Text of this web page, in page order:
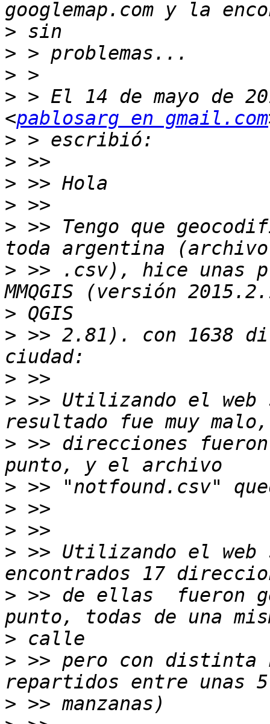
>
>
>
> > El 14 de mayo de
<pablosarg en gmail.com
>
>
>
>
> >> Tengo que
> >> .csv), hice unas
>
> >> 2.81). con 1638
>
> >> Utilizando el web
> >> direcciones
>
>
>
> >> Utilizando el web
> >> de ellas  fueron
>
> >> pero con distinta
>